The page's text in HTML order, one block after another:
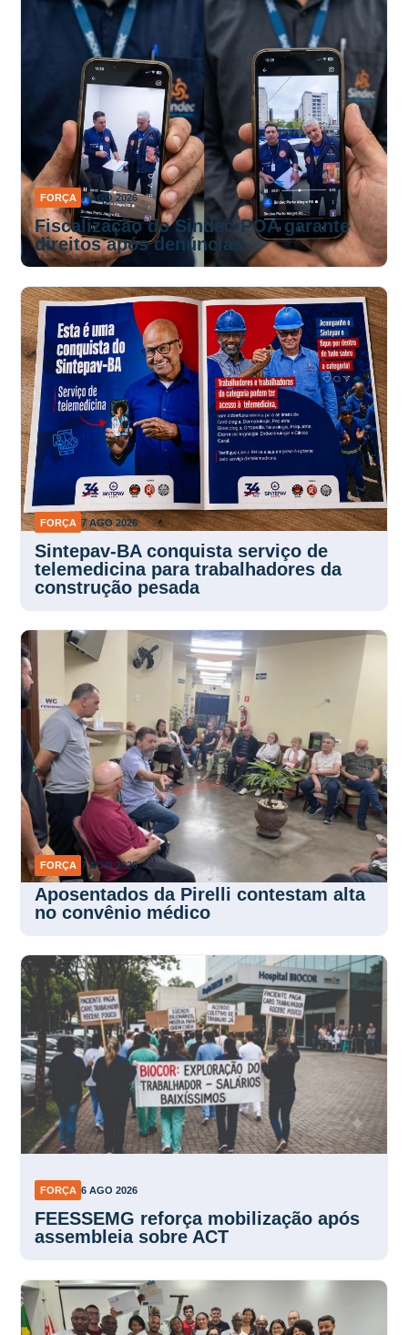
FORÇA 7 AGO 2026
Fiscalização do Sindec-POA garante
direitos após denúncias
FORÇA 7 AGO 2026
Sintepav-BA conquista serviço de
telemedicina para trabalhadores da
construção pesada
FORÇA 7 AGO 2026
Aposentados da Pirelli contestam alta
no convênio médico
FORÇA 6 AGO 2026
FEESSEMG reforça mobilização após
assembleia sobre ACT